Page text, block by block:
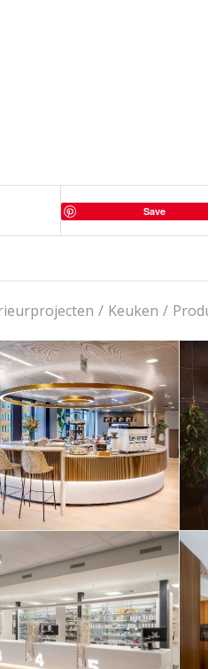
Save
/ Keuken /
ronde
in luxe
Interieurs –
de Roner
Apotheek